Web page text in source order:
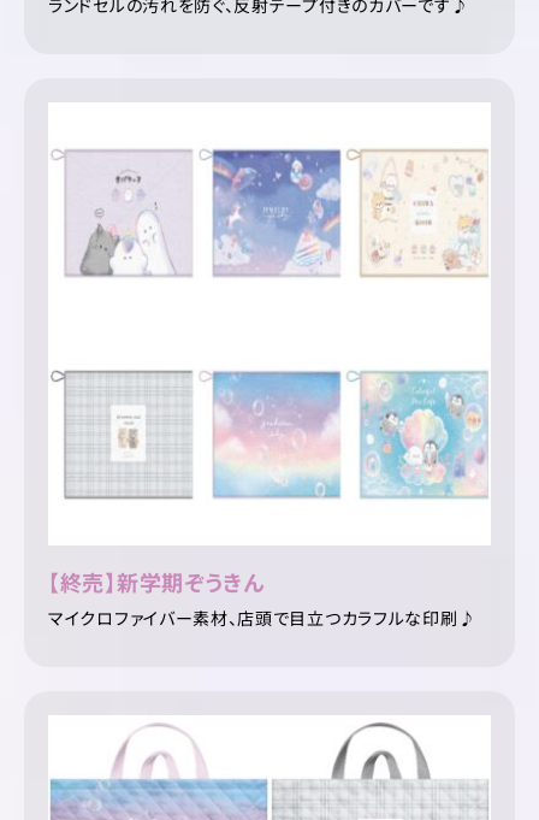
ランドセルの汚れを防ぐ、反射テープ付きのカバーです♪
【終売】新学期ぞうきん
マイクロファイバー素材、店頭で目立つカラフルな印刷♪